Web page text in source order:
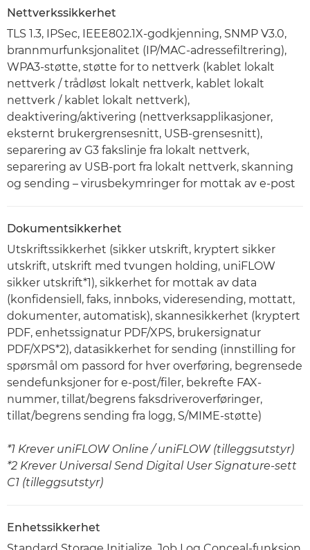
Nettverkssikkerhet
TLS 1.3, IPSec, IEEE802.1X-godkjenning, SNMP V3.0,
brannmurfunksjonalitet (IP/MAC-adressefiltrering),
WPA3-støtte, støtte for to nettverk (kablet lokalt
nettverk / trådløst lokalt nettverk, kablet lokalt
nettverk / kablet lokalt nettverk),
deaktivering/aktivering (nettverksapplikasjoner,
eksternt brukergrensesnitt, USB-grensesnitt),
separering av G3 fakslinje fra lokalt nettverk,
separering av USB-port fra lokalt nettverk, skanning
og sending – virusbekymringer for mottak av e-post
Dokumentsikkerhet
Utskriftssikkerhet (sikker utskrift, kryptert sikker
utskrift, utskrift med tvungen holding, uniFLOW
sikker utskrift*1), sikkerhet for mottak av data
(konfidensiell, faks, innboks, videresending, mottatt,
dokumenter, automatisk), skannesikkerhet (kryptert
PDF, enhetssignatur PDF/XPS, brukersignatur
PDF/XPS*2), datasikkerhet for sending (innstilling for
spørsmål om passord for hver overføring, begrensede
sendefunksjoner for e-post/filer, bekrefte FAX-
nummer, tillat/begrens faksdriveroverføringer,
tillat/begrens sending fra logg, S/MIME-støtte)
*1 Krever uniFLOW Online / uniFLOW (tilleggsutstyr)
*2 Krever Universal Send Digital User Signature-sett
C1 (tilleggsutstyr)
Enhetssikkerhet